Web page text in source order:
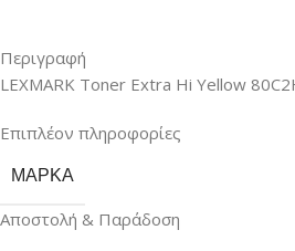
Περιγραφή
LEXMARK Toner Extra Hi Yellow
Επιπλέον πληροφορίες
ΜΆΡΚΑ
Αποστολή & Παράδοση